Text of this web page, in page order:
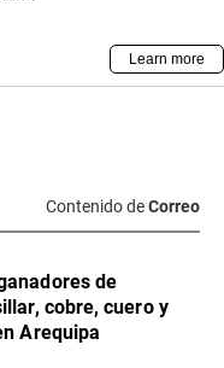
Contenido deCorreo
de
cobre, cuero y
Arequipa